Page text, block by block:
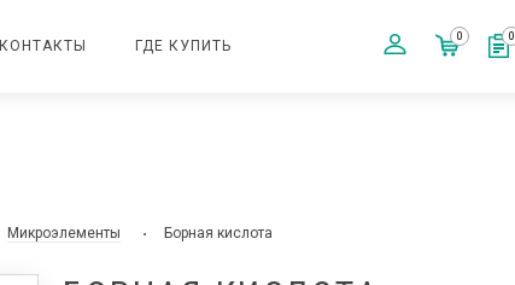
КОНТАКТЫ ГДЕ КУПИТЬ
0 0
Микроэлементы Борная кислота